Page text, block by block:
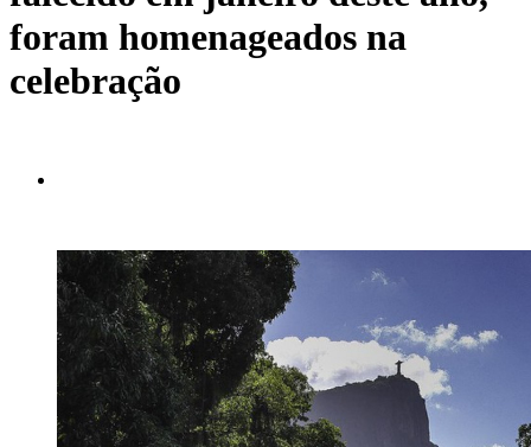
foram homenageados na
celebração